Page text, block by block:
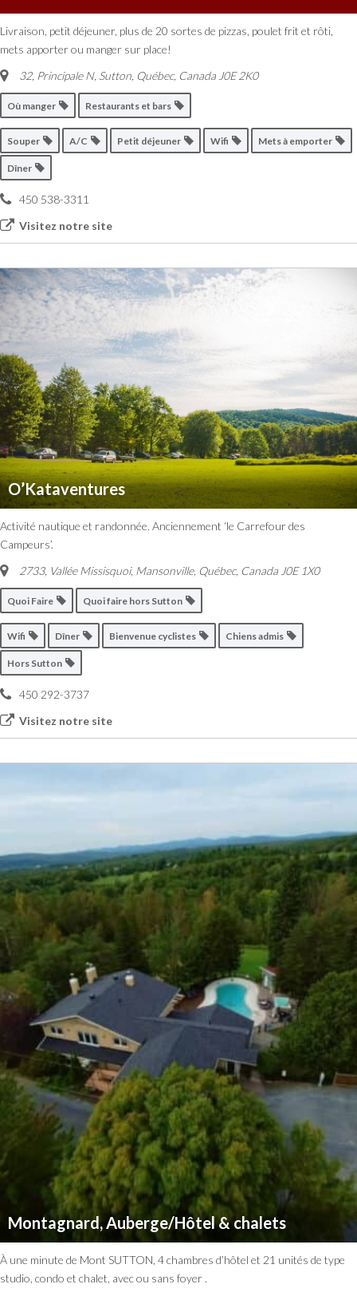
Livraison, petit déjeuner, plus de 20 sortes de pizzas, poulet frit et rôti,
mets apporter ou manger sur place!
32, Principale N, Sutton Québec, Canada J0E 2K0
Où manger Restaurants et bars
Souper A/C Petit déjeuner Wifi Mets à emporter
Dîner
450 538-3311
Visitez notre site
O’Kataventures
Activité nautique et randonnée. Anciennement ‘le Carrefour des
Campeurs’.
2733, Vallée Missisquoi, Mansonville, Québec, Canada J0E 1X0
Quoi Faire Quoi faire hors Sutton
Wifi Dîner Bienvenue cyclistes Chiens admis
Hors Sutton
450 292-3737
Visitez notre site
Montagnard, Auberge/Hôtel & chalets
À une minute de Mont SUTTON, 4 chambres d’hôtel et 21 unités de type
studio, condo et chalet, avec ou sans foyer .